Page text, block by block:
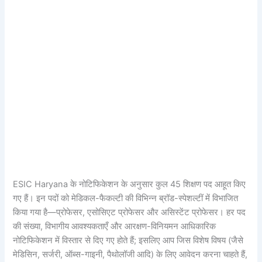
ESIC Haryana के नोटिफिकेशन के अनुसार कुल 45 शिक्षण पद आहूत किए
गए हैं। इन पदों को मेडिकल-फैकल्टी की विभिन्न ब्रॉड-स्पेशल्टीं में विभाजित
किया गया है—प्रोफेसर, एसोसिएट प्रोफेसर और असिस्टेंट प्रोफेसर। हर पद
की संख्या, विभागीय आवश्यकताएँ और आरक्षण-विनियमन आधिकारिक
नोटिफिकेशन में विस्तार से दिए गए होते हैं; इसलिए आप जिस विशेष विषय (जैसे
मेडिसिन, सर्जरी, ऑब्स-गाइनी, पैथोलॉजी आदि) के लिए आवेदन करना चाहते हैं,